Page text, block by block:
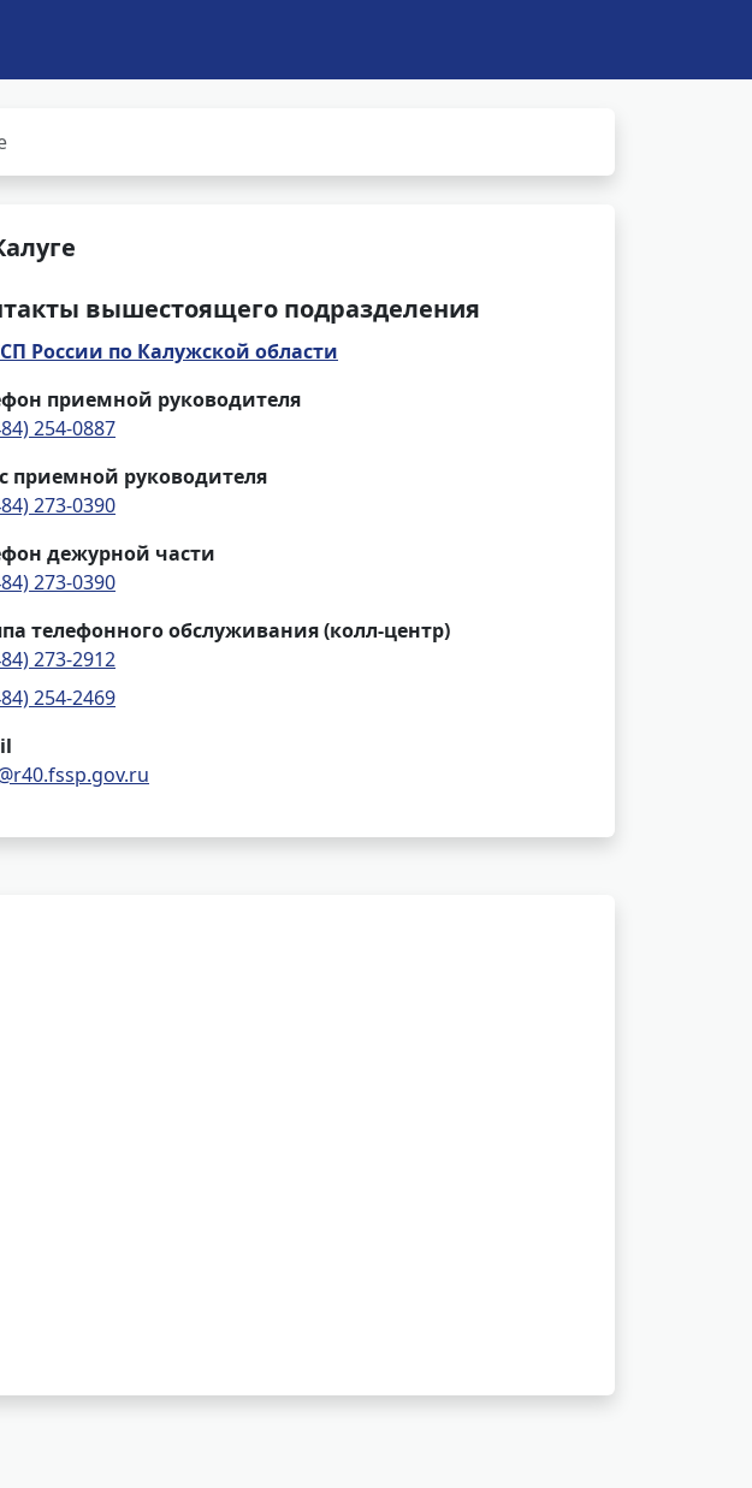
вышестоящего подразделения
России по Калужской области
приемной руководителя
254-0887
приемной руководителя
273-0390
дежурной части
273-0390
телефонного обслуживания (колл-центр)
273-2912
254-2469